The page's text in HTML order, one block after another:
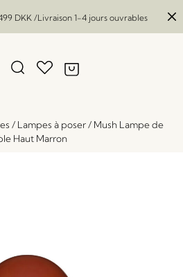
DKK/Livraison 1-4 jours ouvrables
/ Lampes à poser/ Mush Lampe de
Haut Marron